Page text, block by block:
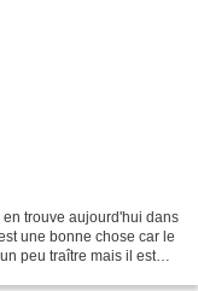
trouve aujourd'hui dans
une bonne chose car le
peu traître mais il est